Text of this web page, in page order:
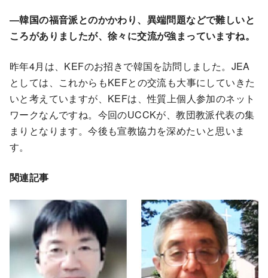
―韓国の福音派とのかかわり、異端問題などで難しいと
ころがありましたが、徐々に交流が強まっていますね。
昨年4月は、KEFのお招きで韓国を訪問しました。JEA
としては、これからもKEFとの交流も大事にしていきた
いと考えていますが、KEFは、性質上個人参加のネット
ワークなんですね。今回のUCCKが、教団教派代表の集
まりとなります。今後も宣教協力を深めたいと思いま
す。
関連記事